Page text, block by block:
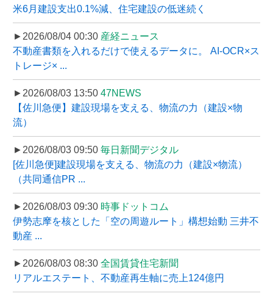
米6月建設支出0.1%減、住宅建設の低迷続く
►2026/08/04 00:30 産経ニュース
不動産書類を入れるだけで使えるデータに。 AI-OCR×ス
トレージ× ...
►2026/08/03 13:50 47NEWS
【佐川急便】建設現場を支える、物流の力（建設×物
流）
►2026/08/03 09:50 毎日新聞デジタル
[佐川急便]建設現場を支える、物流の力（建設×物流）
（共同通信PR ...
►2026/08/03 09:30 時事ドットコム
伊勢志摩を核とした「空の周遊ルート」構想始動 三井不
動産 ...
►2026/08/03 08:30 全国賃貸住宅新聞
リアルエステート、不動産再生軸に売上124億円